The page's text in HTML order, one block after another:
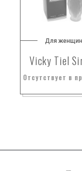
Для женщин
Vicky Tiel
Отсутствует в